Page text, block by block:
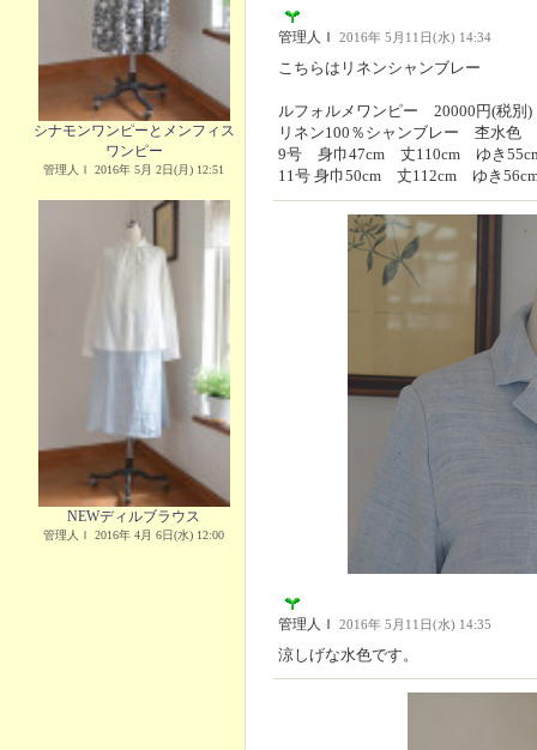
シナモンワンピーとメンフィス
ワンピー
管理人Ｉ 2016年 5月 2日(月) 12:51
NEWディルブラウス
管理人Ｉ 2016年 4月 6日(水) 12:00
管理人Ｉ 2016年 5月11日(水) 14:34
こちらはリネンシャンブレー
ルフォルメワンピー 20000円(税別)
リネン100％シャンブレー 杢水色
9号 身巾47cm 丈110cm ゆき
11号 身巾50cm 丈112cm ゆき
管理人Ｉ 2016年 5月11日(水) 14:35
涼しげな水色です。